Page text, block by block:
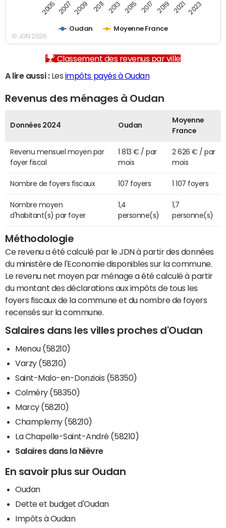
Oudan Moyenne France
2005 2007 2009 2011 2013 2015 2017 2019 2021 2023
© JDN 2026
Classement des revenus par ville
A lire aussi :Les impôts payés à Oudan
Revenus des ménages à Oudan
Données 2024 Oudan
Moyenne
France
Revenu mensuel moyen par
foyer fiscal
1 813 € / par
mois
2 626 € / par
mois
Nombre de foyers fiscaux 107 foyers 1 107 foyers
Nombre moyen
d'habitant(s) par foyer
1,4
personne(s)
1,7
personne(s)
Méthodologie
Ce revenu a été calculé par le JDN à partir des données
du ministère de l'Economie disponibles sur la commune.
Le revenu net moyen par ménage a été calculé à partir
du montant des déclarations aux impôts de tous les
foyers fiscaux de la commune et du nombre de foyers
recensés sur la commune.
Salaires dans les villes proches d'Oudan
Menou (58210)
Varzy (58210)
Saint-Malo-en-Donziois (58350)
Colméry (58350)
Marcy (58210)
Champlemy (58210)
La Chapelle-Saint-André (58210)
Salaires dans la Nièvre
En savoir plus sur Oudan
Oudan
Dette et budget d'Oudan
Impôts à Oudan